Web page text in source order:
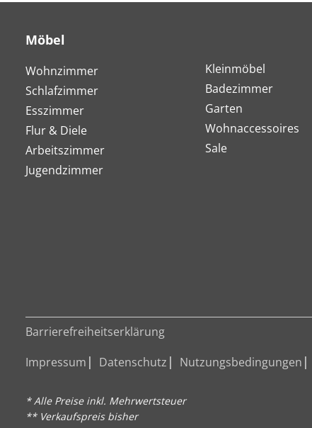
Möbel
Wohnzimmer
Schlafzimmer
Esszimmer
Flur & Diele
Arbeitszimmer
Jugendzimmer
Kleinmöbel
Badezimmer
Garten
Wohnaccessoires
Sale
Barrierefreiheitserklärung
Impressum
Datenschutz Nutzungsbedingungen
* Alle Preise inkl. Mehrwertsteuer
** Verkaufspreis bisher